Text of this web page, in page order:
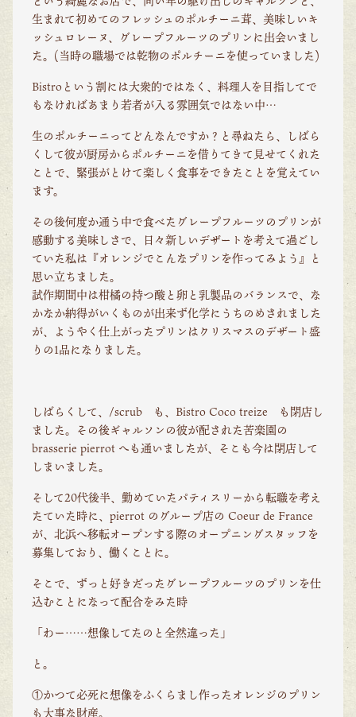
生まれて初めてのフレッシュのポルチーニ茸、美味しいキ
ッシュロレーヌ、グレープフルーツのプリンに出会いまし
た。(当時の職場では乾物のポルチーニを使っていました)
Bistroという割には大衆的ではなく、料理人を目指してで
もなければあまり若者が入る雰囲気ではない中…
生のポルチーニってどんなんですか？と尋ねたら、しばら
くして彼が厨房からポルチーニを借りてきて見せてくれた
ことで、緊張がとけて楽しく食事をできたことを覚えてい
ます。
その後何度か通う中で食べたグレープフルーツのプリンが
感動する美味しさで、日々新しいデザートを考えて過ごし
ていた私は『オレンジでこんなプリンを作ってみよう』と
思い立ちました。
試作期間中は柑橘の持つ酸と卵と乳製品のバランスで、な
かなか納得がいくものが出来ず化学にうちのめされました
が、ようやく仕上がったプリンはクリスマスのデザート盛
りの1品になりました。
しばらくして、/scrub も、Bistro Coco treize も閉店し
ました。その後ギャルソンの彼が配された苦楽園の
brasserie pierrot へも通いましたが、そこも今は閉店して
しまいました。
そして20代後半、勤めていたパティスリーから転職を考え
たていた時に、pierrot のグループ店の Coeur de France
が、北浜へ移転オープンする際のオープニングスタッフを
募集しており、働くことに。
そこで、ずっと好きだったグレープフルーツのプリンを仕
込むことになって配合をみた時
「わー……想像してたのと全然違った」
と。
①かつて必死に想像をふくらまし作ったオレンジのプリン
も大事な財産。